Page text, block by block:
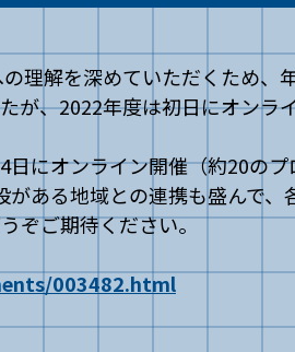
理解を深めていただくため
が、2022年度は初日にオン
にオンライン開催（約20の
ある地域との連携も盛んで
ぞご期待ください。
003482.html